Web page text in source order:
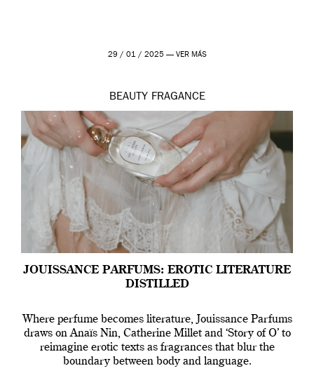
29 / 01 / 2025 — VER MÁS
BEAUTY FRAGANCE
JOUISSANCE PARFUMS: EROTIC LITERATURE
DISTILLED
Where perfume becomes literature, Jouissance Parfums
draws on Anaïs Nin, Catherine Millet and ‘Story of O’ to
reimagine erotic texts as fragrances that blur the
boundary between body and language.